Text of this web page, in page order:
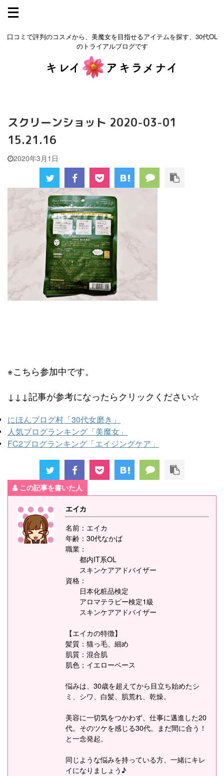
口コミで評判のコスメから、美魔女を目指せるアイテムを探す、30代OL
のトライアルブログです
スクリーンショット 2020-03-01
15.21.16
2020年3月1日
※こちら参加中です。
↓↓↓記事が参考になったらクリックください☆
にほんブログ村「30代女磨き」
人気ブログランキング「美魔女」
FC2ブログランキング「エイジングケア」
この記事を書いた人
エイカ
名前：エイカ
年齢：30代なかば
職業：
都内IT系OL
スキンケアアドバイザー
資格：
日本化粧品検定
アロマテラピー検定1級
スキンケアアドバイザー
【エイカの特徴】
髪質：猫っ毛、細め
肌質：混合肌
肌色；イエローベース
悩みは、30歳を超えてから目立ち始めたシ
ミ、シワ、白髪、肌荒れ、乾燥。
美容に一切気をつかわず、仕事に邁進した20
代。そのツケを感じる30代。まだ間に合う！
と一念発起。
同じような悩みを持っている方、一緒にキレ
イになりましょう♪